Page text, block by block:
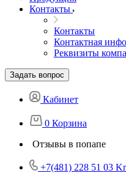
Контакты
Контакты
Контактная
Реквизиты
Задать вопрос
Кабинет
0 Корзина
Отзывы в попапе
+7(481) 228 51 03